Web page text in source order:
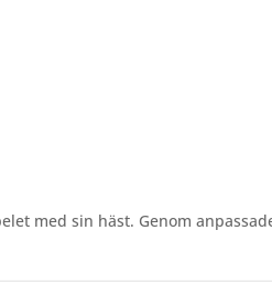
med sin häst. Genom